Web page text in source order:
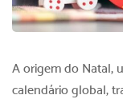
A origem do Natal,
calendário global,